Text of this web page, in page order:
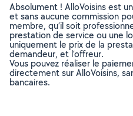
Absolument ! AlloVoisins est
et sans aucune commission
membre, qu’il soit
prestation de service ou une
uniquement le prix de la
demandeur, et l’offreur.
Vous pouvez réaliser le
directement sur AlloVoisins,
bancaires.